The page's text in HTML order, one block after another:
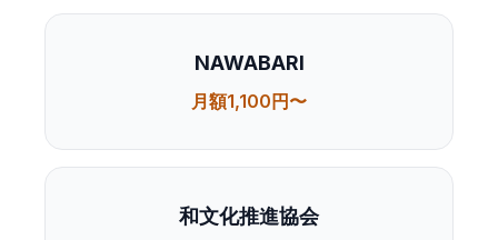
NAWABARI
月額1,100円〜
和文化推進協会